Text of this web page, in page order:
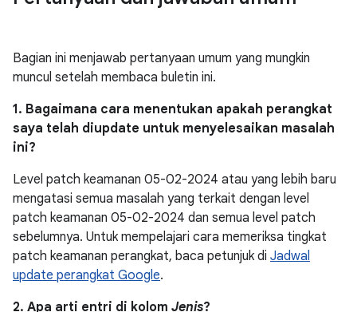
Bagian ini menjawab pertanyaan umum yang mungkin
muncul setelah membaca buletin ini.
1. Bagaimana cara menentukan apakah perangkat
saya telah diupdate untuk menyelesaikan masalah
ini?
Level patch keamanan 05-02-2024 atau yang lebih baru
mengatasi semua masalah yang terkait dengan level
patch keamanan 05-02-2024 dan semua level patch
sebelumnya. Untuk mempelajari cara memeriksa tingkat
patch keamanan perangkat, baca petunjuk di Jadwal
update perangkat Google.
2. Apa arti entri di kolom Jenis?